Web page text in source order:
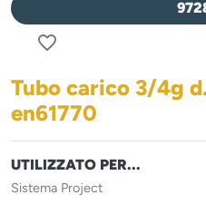
favorite_border
Tubo carico 3/4g
en61770
UTILIZZATO PER...
Sistema Project